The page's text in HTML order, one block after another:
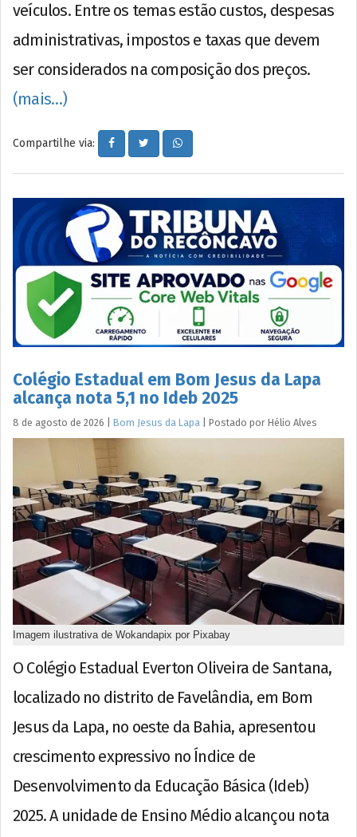
veículos. Entre os temas estão custos, despesas
administrativas, impostos e taxas que devem
ser considerados na composição dos preços.
(mais…)
Compartilhe via:
Colégio Estadual em Bom Jesus da Lapa
alcança nota 5,1 no Ideb 2025
8 de agosto de 2026 Bom Jesus da Lapa Postado por Hélio Alves
Imagem ilustrativa de Wokandapix por Pixabay
O Colégio Estadual Everton Oliveira de Santana,
localizado no distrito de Favelândia, em Bom
Jesus da Lapa, no oeste da Bahia, apresentou
crescimento expressivo no Índice de
Desenvolvimento da Educação Básica (Ideb)
2025. A unidade de Ensino Médio alcançou nota